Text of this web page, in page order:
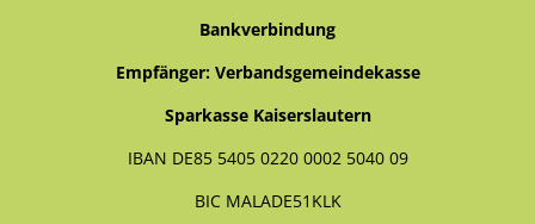
Bankverbindung
Empfänger: Verbandsgemeindekasse
Sparkasse Kaiserslautern
IBAN DE85 5405 0220 0002 5040 09
BIC MALADE51KLK